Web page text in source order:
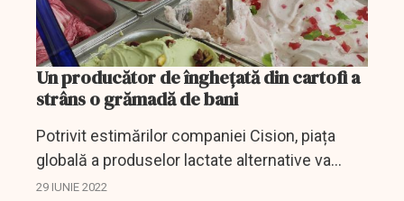
Un producător de înghețată din cartofi a
strâns o grămadă de bani
Potrivit estimărilor companiei Cision, piața
globală a produselor lactate alternative va
ajunge la 50 de miliarde de dolari până în 2028.
29 IUNIE 2022